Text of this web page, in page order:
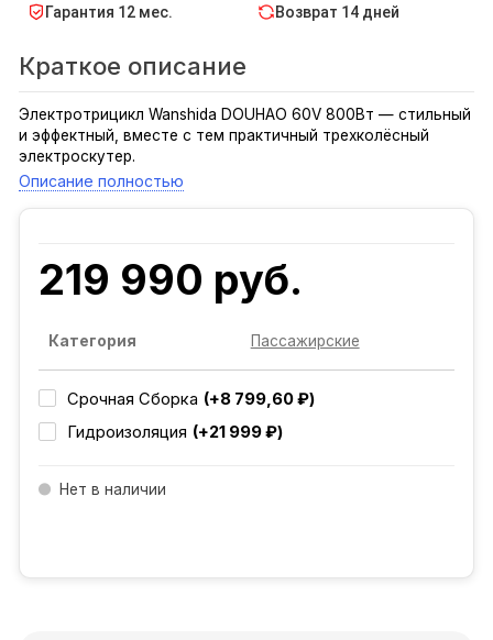
Гарантия 12 мес. Возврат 14 дней
Краткое описание
​Электротрицикл Wanshida DOUHAO 60V 800Вт — стильный
и эффектный, вместе с тем практичный трехколёсный
электроскутер.
Описание полностью
219 990 руб.
Категория Пассажирские
Срочная Сборка (+8 799,60 ₽)
Гидроизоляция (+21 999 ₽)
Нет в наличии